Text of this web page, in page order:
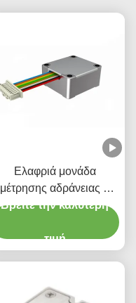
Ελαφριά μονάδα
μέτρησης αδράνειας 6
αξόνων Γυροσκόπιο
Βρείτε την καλύτερη
τιμή